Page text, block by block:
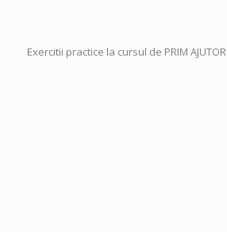
Exercitii practice la cursul de PRIM AJUTOR